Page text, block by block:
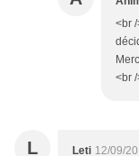
<br
<br
L Leti 12/09/